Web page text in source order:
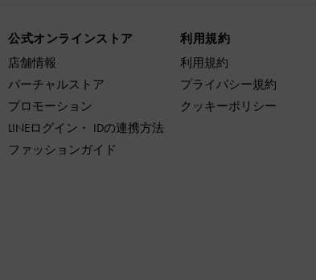
公式オンラインストア
店舗情報
バーチャルストア
プロモーション
LINEログイン・ IDの連携方法
ファッションガイド
利用規約
利用規約
プライバシー規約
クッキーポリシー